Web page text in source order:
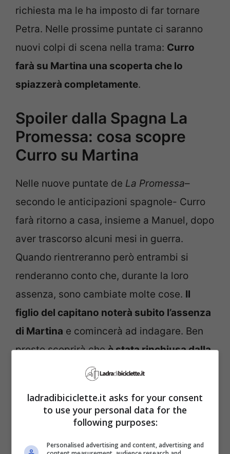
richiesta ma le ha imposto di far tornare
Petra. Nelle prossime puntate ci saranno
nuovi colpi di scena nella trama: Curro
farà su Martina una scoperta che lo
spiazzerà completamente.
Spoiler dalla Spagna La
Promessa: cosa scopre
Curro su Martina
Nelle nuove puntate de La Promessa–
secondo le anticipazioni spagnole- Curro
farà ritorno a casa, insieme a Manuel, dopo
aver trascorso alcuni mesi in guerra.
Quando rientreranno però entrambi si
renderanno conto che, durante la loro
assenza, sono cambiate molte cose. Il
figlio del capitano noterà subito l’assenza
di Martina e comincerà ad indagare. Ben
presto scoprirà cheè stata rinchiusa dalla
sua famiglia in un sanatorio.
ladradibiciclette.it asks for your consent
to use your personal data for the
following purposes:
Personalised advertising and content, advertising and